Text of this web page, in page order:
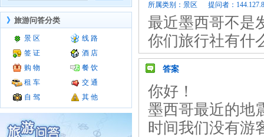
》 旅游问答分类
景 区
线 路
签 证
酒 店
购 物
餐 饮
租 车
交 通
自 驾
其 他
所属类别： 景区 提问者：
最近墨西哥不是
你们旅行社有什
答案
你好！
墨西哥最近的地
时间我们没有游